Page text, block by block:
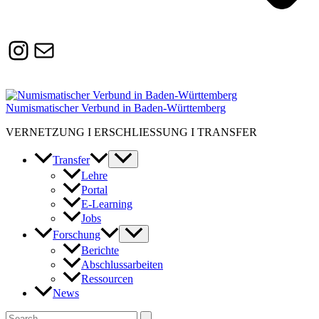
Instagram
Susanne.Boerner@zaw.uni-
heidelberg.de
Numismatischer Verbund in Baden-Württemberg
VERNETZUNG I ERSCHLIESSUNG I TRANSFER
Transfer
Lehre
Portal
E-Learning
Jobs
Forschung
Berichte
Abschlussarbeiten
Ressourcen
News